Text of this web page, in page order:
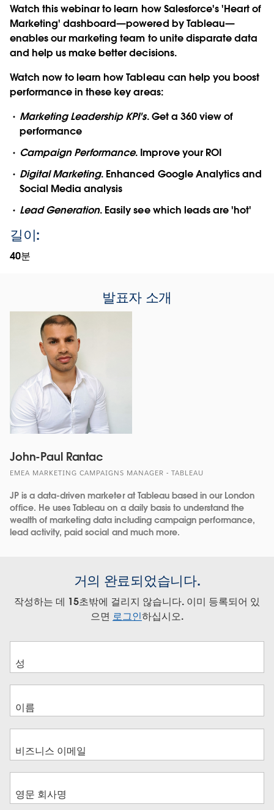
Watch this webinar to learn how Salesforce's 'Heart of
Marketing' dashboard—powered by Tableau—
enables our marketing team to unite disparate data
and help us make better decisions.
Watch now to learn how Tableau can help you boost
performance in these key areas:
Marketing Leadership KPI's. Get a 360 view of
performance
Campaign Performance. Improve your ROI
Digital Marketing. Enhanced Google Analytics and
Social Media analysis
Lead Generation. Easily see which leads are 'hot'
길이:
40분
발표자 소개
John-Paul Rantac
EMEA MARKETING CAMPAIGNS MANAGER - TABLEAU
JP is a data-driven marketer at Tableau based in our London
office. He uses Tableau on a daily basis to understand the
wealth of marketing data including campaign performance,
lead activity, paid social and much more.
거의 완료되었습니다.
작성하는 데 15초밖에 걸리지 않습니다. 이미 등록되어 있
으면 로그인하십시오.